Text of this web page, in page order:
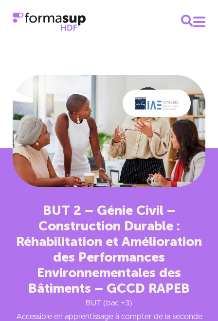
BUT 2 – Génie Civil –
Construction Durable :
Réhabilitation et Amélioration
des Performances
Environnementales des
Bâtiments – GCCD RAPEB
BUT (bac +3)
Accessible en apprentissage à compter de la seconde